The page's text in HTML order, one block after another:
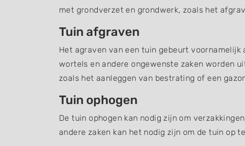
met grondverzet en grondwerk, zoals het
Tuin afgraven
Het agraven van een tuin gebeurt
wortels en andere ongewenste zaken worden
zoals het aanleggen van bestrating of een
Tuin ophogen
De tuin ophogen kan nodig zijn om
andere zaken kan het nodig zijn om de tuin op